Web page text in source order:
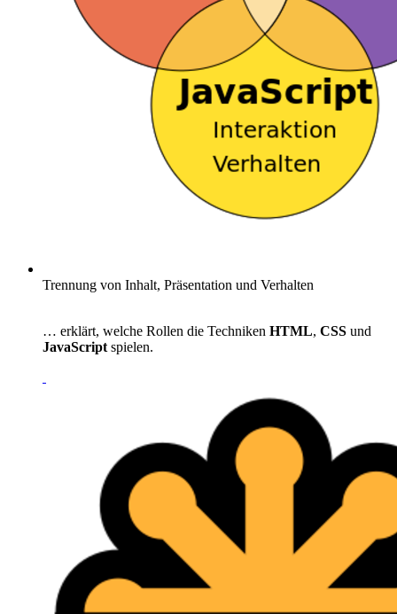
Trennung von Inhalt, Präsentation und Verhalten
… erklärt, welche Rollen die Techniken HTML, CSS und
JavaScript spielen.